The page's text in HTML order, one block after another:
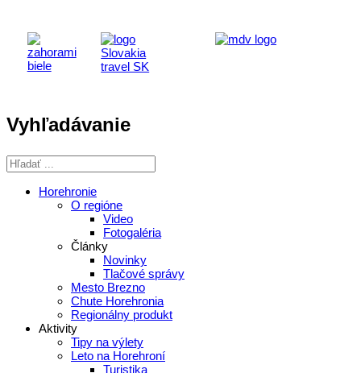
Vyhľadávanie
Horehronie
O regióne
Video
Fotogaléria
Články
Novinky
Tlačové správy
Mesto Brezno
Chute Horehronia
Regionálny produkt
Aktivity
Tipy na výlety
Leto na Horehroní
Turistika